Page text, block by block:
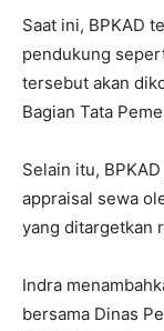
Saat ini, BPKAD
pendukung
tersebut akan
Bagian Tata
Selain itu,
appraisal sewa
yang ditargetkan
Indra
bersama Dinas